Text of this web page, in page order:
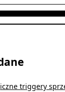
triggery